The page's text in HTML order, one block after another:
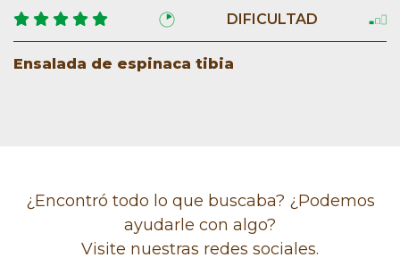
DIFICULTAD
Ensalada de espinaca tibia
¿Encontró todo lo que buscaba? ¿Podemos
ayudarle con algo?
Visite nuestras redes sociales.